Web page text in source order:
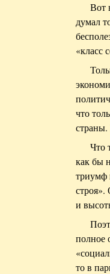
Вот
думал
«класс
что
Что
как бы
триумф
строя».
и
полное
то в